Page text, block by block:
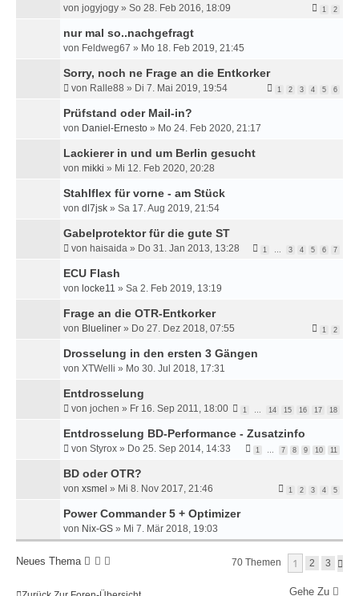
von jogyjogy » So 28. Feb 2016, 18:09 1 2
nur mal so..nachgefragt
von Feldweg67 » Mo 18. Feb 2019, 21:45
Sorry, noch ne Frage an die Entkorker
von Ralle88 » Di 7. Mai 2019, 19:54 1 2 3 4 5 6
Prüfstand oder Mail-in?
von Daniel-Ernesto » Mo 24. Feb 2020, 21:17
Lackierer in und um Berlin gesucht
von mikki » Mi 12. Feb 2020, 20:28
Stahlflex für vorne - am Stück
von dl7jsk » Sa 17. Aug 2019, 21:54
Gabelprotektor für die gute ST
von haisaida » Do 31. Jan 2013, 13:28 1 3 4 5 6 7
ECU Flash
von locke11 » Sa 2. Feb 2019, 13:19
Frage an die OTR-Entkorker
von Blueliner » Do 27. Dez 2018, 07:55 1 2
Drosselung in den ersten 3 Gängen
von XTWelli » Mo 30. Jul 2018, 17:31
Entdrosselung
von jochen » Fr 16. Sep 2011, 18:00 1 14 15 16 17 18
Entdrosselung BD-Performance - Zusatzinfo
von Styrox » Do 25. Sep 2014, 14:33 1 7 8 9 10 11
BD oder OTR?
von xsmel » Mi 8. Nov 2017, 21:46 1 2 3 4 5
Power Commander 5 + Optimizer
von Nix-GS » Mi 7. Mär 2018, 19:03
Neues Thema 70 Themen 1 2 3
Gehe Zu